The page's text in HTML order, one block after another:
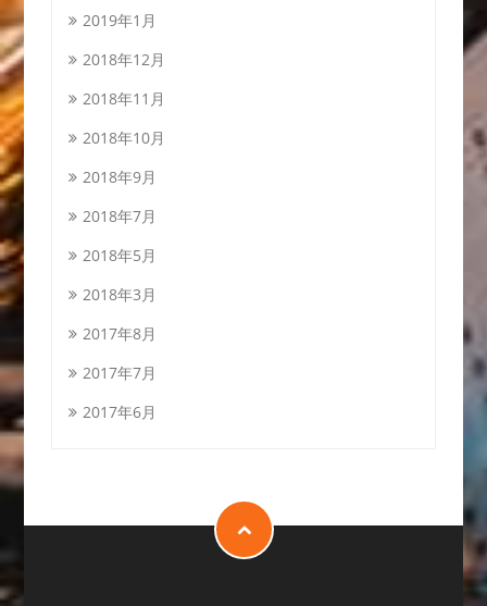
2019年1月
2018年12月
2018年11月
2018年10月
2018年9月
2018年7月
2018年5月
2018年3月
2017年8月
2017年7月
2017年6月